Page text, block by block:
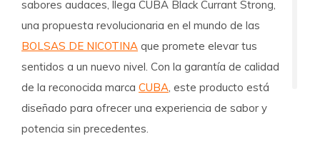
sabores audaces, llega CUBA Black Currant Strong,
una propuesta revolucionaria en el mundo de las
BOLSAS DE NICOTINA que promete elevar tus
sentidos a un nuevo nivel. Con la garantía de calidad
de la reconocida marca CUBA, este producto está
diseñado para ofrecer una experiencia de sabor y
potencia sin precedentes.